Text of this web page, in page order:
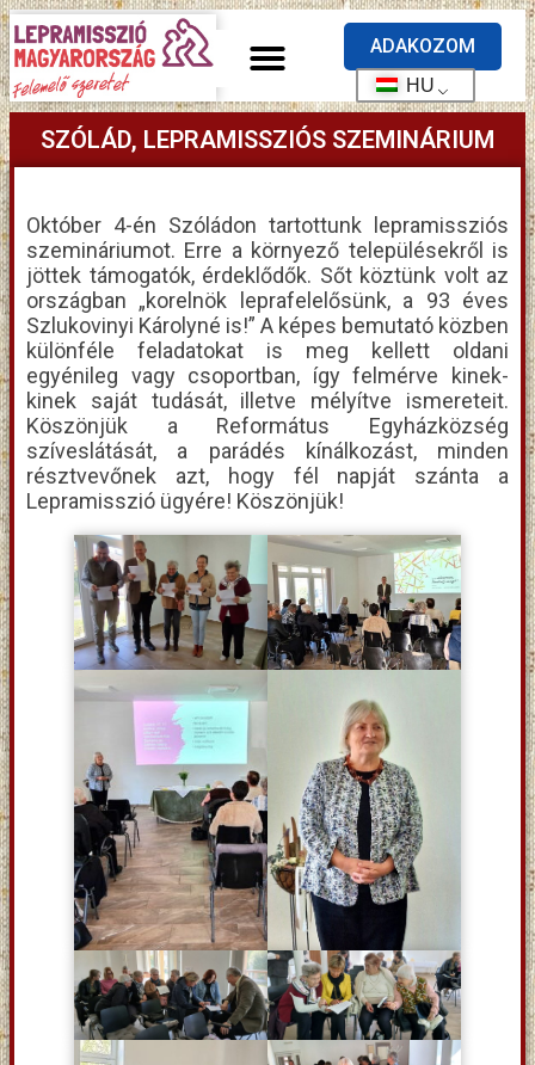
ADAKOZOM
HU
SZÓLÁD, LEPRAMISSZIÓS SZEMINÁRIUM
Október 4-én Szóládon tartottunk lepramissziós
szemináriumot. Erre a környező településekről is
jöttek támogatók, érdeklődők. Sőt köztünk volt az
országban „korelnök leprafelelősünk, a 93 éves
Szlukovinyi Károlyné is!” A képes bemutató közben
különféle feladatokat is meg kellett oldani
egyénileg vagy csoportban, így felmérve kinek-
kinek saját tudását, illetve mélyítve ismereteit.
Köszönjük a Református Egyházközség
szíveslátását, a parádés kínálkozást, minden
résztvevőnek azt, hogy fél napját szánta a
Lepramisszió ügyére! Köszönjük!